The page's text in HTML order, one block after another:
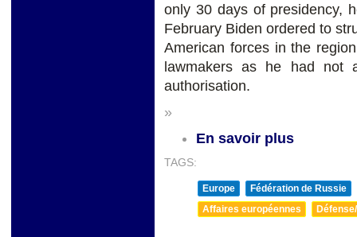
only 30 days of presidency,
February Biden ordered to
American forces in the
lawmakers as he had not
authorisation.
»
En savoir plus
TAGS:
Europe
Fédération de Russie
Affaires européennes